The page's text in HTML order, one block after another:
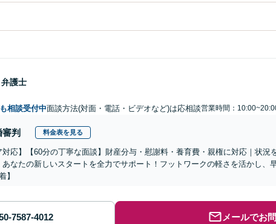
弁護士
相談受付中面談方法(対面・電話・ビデオなど)は応相談営業時間：
判 料金表を見る
対応】【60分の丁寧な面談】財産分与・慰謝料・養育費・親権に対応｜状況
あなたの新しいスタートを全力でサポート！フットワークの軽さを活かし、
】
メールでお